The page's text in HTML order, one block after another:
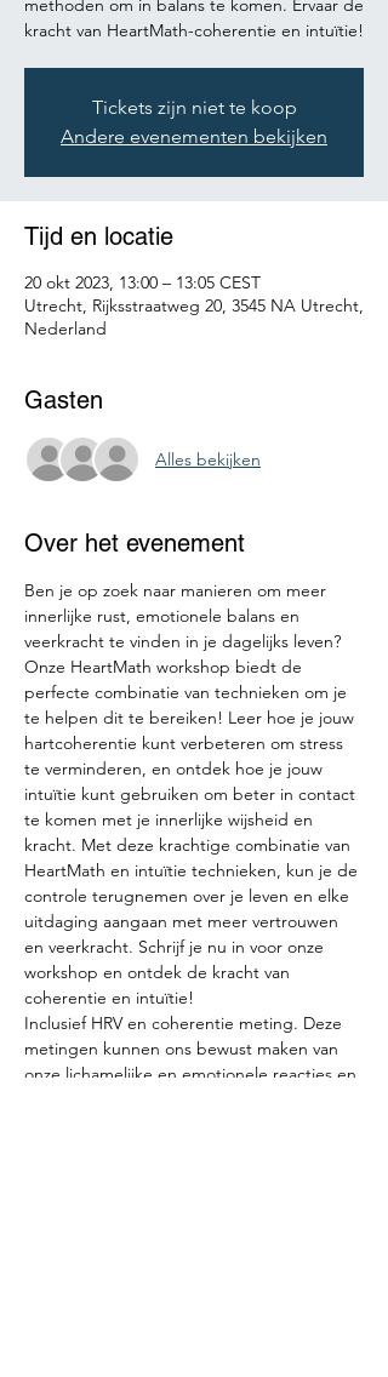
methoden om in balans te komen. Ervaar de
kracht van HeartMath-coherentie en intuïtie!
Tickets zijn niet te koop
Andere evenementen bekijken
Tijd en locatie
20 okt 2023, 13:00 – 13:05 CEST
Utrecht, Rijksstraatweg 20, 3545 NA Utrecht,
Nederland
Gasten
Alles bekijken
Over het evenement
Ben je op zoek naar manieren om meer
innerlijke rust, emotionele balans en
veerkracht te vinden in je dagelijks leven?
Onze HeartMath workshop biedt de
perfecte combinatie van technieken om je
te helpen dit te bereiken! Leer hoe je jouw
hartcoherentie kunt verbeteren om stress
te verminderen, en ontdek hoe je jouw
intuïtie kunt gebruiken om beter in contact
te komen met je innerlijke wijsheid en
kracht. Met deze krachtige combinatie van
HeartMath en intuïtie technieken, kun je de
controle terugnemen over je leven en elke
uitdaging aangaan met meer vertrouwen
en veerkracht. Schrijf je nu in voor onze
workshop en ontdek de kracht van
coherentie en intuïtie!
Inclusief HRV en coherentie meting. Deze
metingen kunnen ons bewust maken van
onze lichamelijke en emotionele reacties en